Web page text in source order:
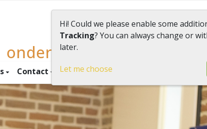
onderwijsgemeenschap
Contact
Hi! Could we please enable some
Tracking? You can always change or
later.
Let me choose